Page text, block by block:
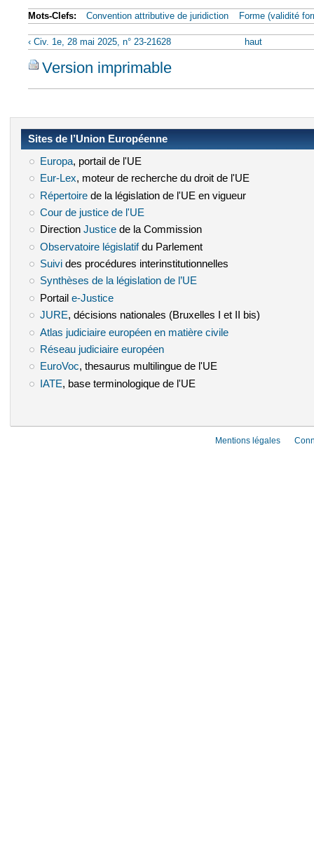
Mots-Clefs: Convention attributive de juridiction Forme (validité
‹ Civ. 1e, 28 mai 2025, n° 23-21628 haut
Version imprimable
Sites de l’Union Européenne
Europa(le lien est externe)
, portail de l'UE
Eur-Lex(le lien est externe)
, moteur de recherche du droit de l'UE
Répertoire(le lien est externe)
de la législation de l'UE en vigueur
Cour de justice de l'UE
Direction Justice(le lien est externe)
de la Commission
Observatoire législatif(le lien est externe)
du Parlement
Suivi(le lien est externe)
des procédures interinstitutionnelles
Synthèses de la législation de l’UE
Portail e-Justice(le lien est externe)
JURE(le lien est externe)
, décisions nationales (Bruxelles I et II bis)
Atlas judiciaire européen en matière civile(le lien est externe)
Réseau judiciaire européen(le lien est externe)
EuroVoc(le lien est externe)
, thesaurus multilingue de l'UE
IATE (le lien est externe)
, base terminologique de l'UE
Mentions légales